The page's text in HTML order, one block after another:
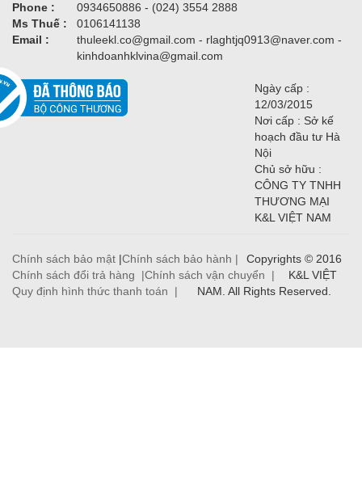
Phone :
0934650886 - (024) 3554 2888
Ms Thuế :
0106141138
Email :
thuleekl.co@gmail.com - rlaghtjq0913@naver.com -
kinhdoanhklvina@gmail.com
Ngày cấp :
12/03/2015
Nơi cấp : Sở kế
hoạch đầu tư Hà
Nội
Chủ sở hữu :
CÔNG TY TNHH
THƯƠNG MẠI
K&L VIỆT NAM
Chính sách bảo mật |Chính sách bảo hành |
Chính sách đổi trả hàng |Chính sách vận chuyển |
Quy định hình thức thanh toán |
Copyrights © 2016
K&L VIỆT
NAM. All Rights Reserved.